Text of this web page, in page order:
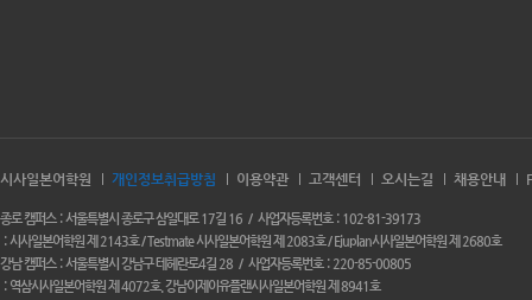
시사일본어학원 개인정보취급방침 이용약관 고객센터 오시는길 채용안내
종로 캠퍼스 서울특별시 종로구 삼일대로 17길 16 사업자등록번호
102-81-39173
시사일본어학원 제 2143호 / Testmate 시사일본어학원 제 2083호 / Ejuplan시사일본어학원 제 2680호
강남 캠퍼스
서울특별시 강남구 테헤란로4길 28 사업자등록번호
220-85-00805
역삼시사일본어학원 제 4072호. 강남이제이유플랜시사일본어학원 제 8941호